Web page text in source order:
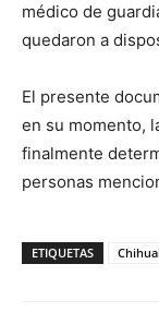
médico de
quedaron a
El presente
en su momento,
finalmente
personas
ETIQUETAS